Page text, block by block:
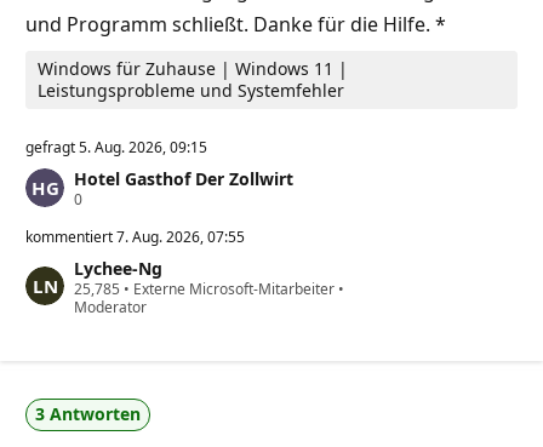
t
e
p
n
k
t
und Programm schließt. Danke für die Hilfe. *
Windows für Zuhause | Windows 11 |
Leistungsprobleme und Systemfehler
gefragt5. Aug. 2026, 09:15
Hotel Gasthof Der Zollwirt
0Z
v
r
l
ä
k
e
i
kommentiert7. Aug. 2026, 07:55
Lychee-Ng
25,785 Z
u
ä
s
s
• Externe Microsoft-Mitarbeiter •
Moderator
3 Antworten